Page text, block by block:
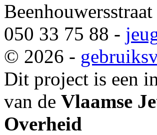
050 33 75 88 -
© 2026 -
Dit project is een
van de Vlaamse
Overheid